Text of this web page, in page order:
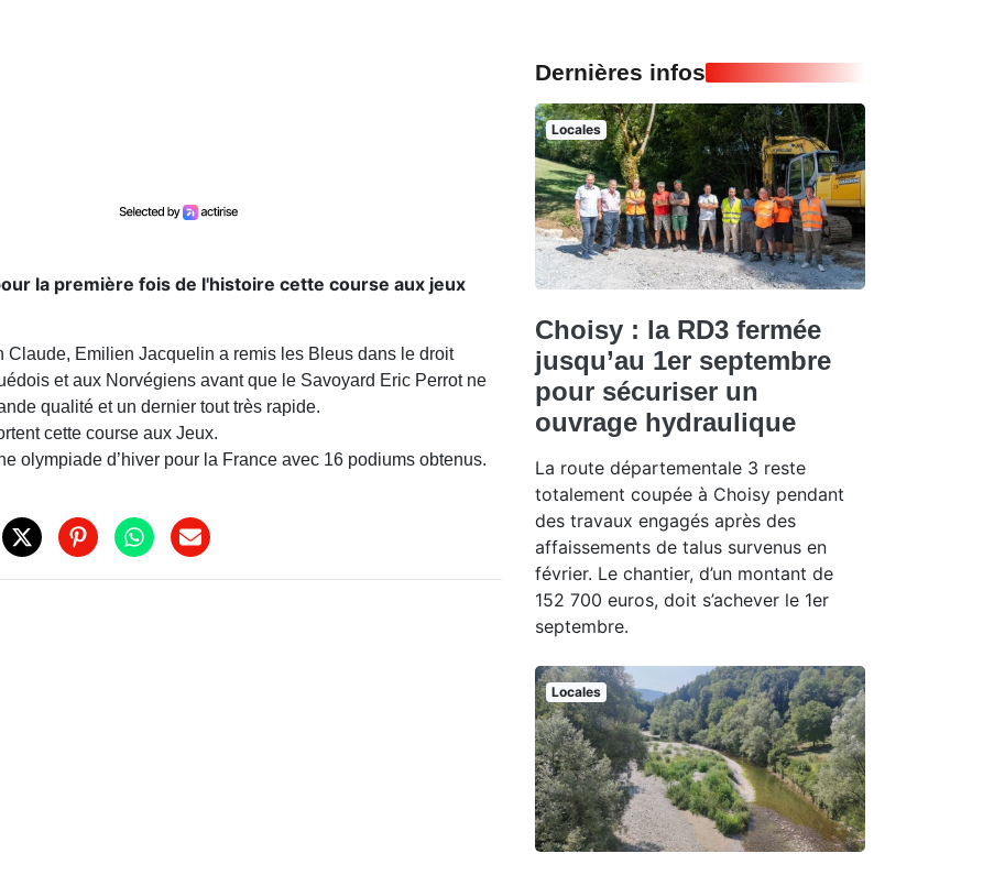
la première fois de l'histoire cette course aux jeux
Emilien Jacquelin a remis les Bleus dans le droit
et aux Norvégiens avant que le Savoyard Eric Perrot ne
qualité et un dernier tout très rapide.
cette course aux Jeux.
olympiade d’hiver pour la France avec 16 podiums obtenus.
Dernières infos
Locales
Choisy : la RD3 fermée
jusqu’au 1er septembre
pour sécuriser un
ouvrage hydraulique
La route départementale 3 reste
totalement coupée à Choisy pendant
des travaux engagés après des
affaissements de talus survenus en
février. Le chantier, d’un montant de
152 700 euros, doit s’achever le 1er
septembre.
Locales